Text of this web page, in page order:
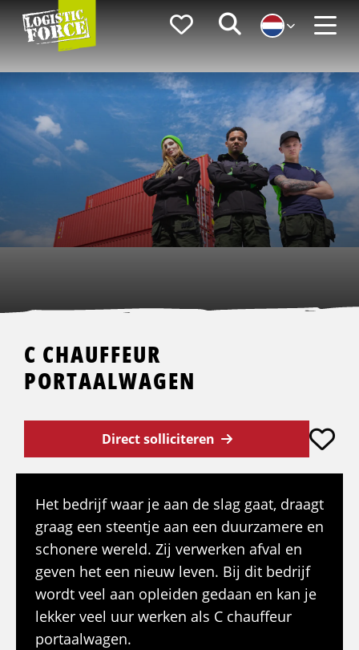
Logistic
Force
FavorietenZoeken
C CHAUFFEUR
PORTAALWAGEN
Direct solliciteren
Het bedrijf waar je aan de slag gaat, draagt
graag een steentje aan een duurzamere en
schonere wereld. Zij verwerken afval en
geven het een nieuw leven. Bij dit bedrijf
wordt veel aan opleiden gedaan en kan je
lekker veel uur werken als C chauffeur
portaalwagen.